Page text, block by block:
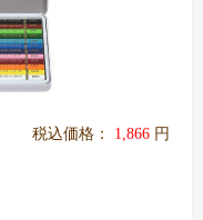
税込価格： 1,866 円